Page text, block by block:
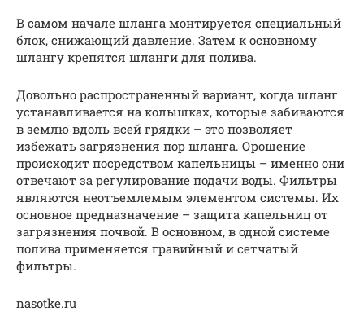
В самом начале шланга монтируется специальный
блок, снижающий давление. Затем к основному
шлангу крепятся шланги для полива.
Довольно распространенный вариант, когда шланг
устанавливается на колышках, которые забиваются
в землю вдоль всей грядки – это позволяет
избежать загрязнения пор шланга. Орошение
происходит посредством капельницы – именно они
отвечают за регулирование подачи воды. Фильтры
являются неотъемлемым элементом системы. Их
основное предназначение – защита капельниц от
загрязнения почвой. В основном, в одной системе
полива применяется гравийный и сетчатый
фильтры.
nasotke.ru